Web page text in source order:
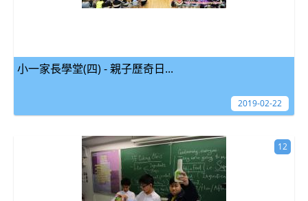
小一家長學堂(四) - 親子歷奇日...
2019-02-22
12